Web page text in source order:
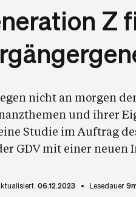
Z
nicht an morgen
und ihrer
Studie im Auftrag
GDV mit einer neuen
06.12.2023 Lesedauer